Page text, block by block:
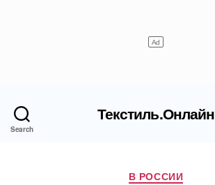
Search
Текстиль.Онлайн
Рубрики
В РОССИИ